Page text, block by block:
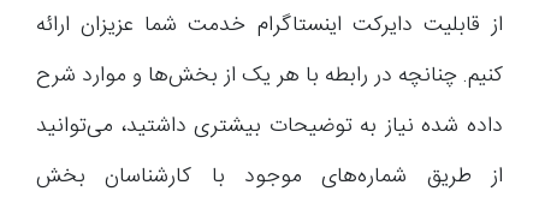
از قابلیت دایرکت اینستاگرام خدمت شما عزیزان ارائه
کنیم. چنانچه در رابطه با هر یک از بخش‌ها و موارد شرح
داده شده نیاز به توضیحات بیشتری داشتید، می‌توانید
از طریق شماره‌های موجود با کارشناسان بخش